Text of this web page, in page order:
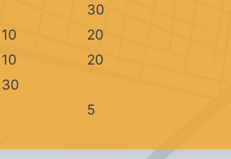
30
10 20
10 20
30
5